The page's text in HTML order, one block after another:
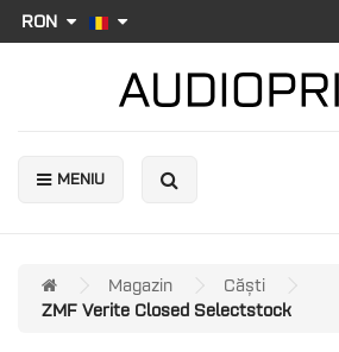
RON
MENIU
Magazin
Căști
ZMF Verite Closed Selectstock